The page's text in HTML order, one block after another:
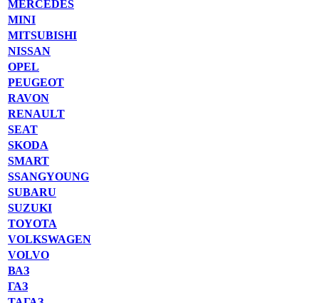
MERCEDES
MINI
MITSUBISHI
NISSAN
OPEL
PEUGEOT
RAVON
RENAULT
SEAT
SKODA
SMART
SSANGYOUNG
SUBARU
SUZUKI
TOYOTA
VOLKSWAGEN
VOLVO
ВАЗ
ГАЗ